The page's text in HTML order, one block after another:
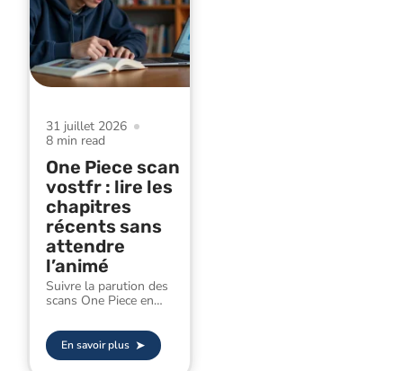
8 min read
31 juillet 2026
One Piece scan
vostfr : lire les
chapitres
récents sans
attendre
l’animé
Suivre la parution des
scans One Piece en…
En savoir plus